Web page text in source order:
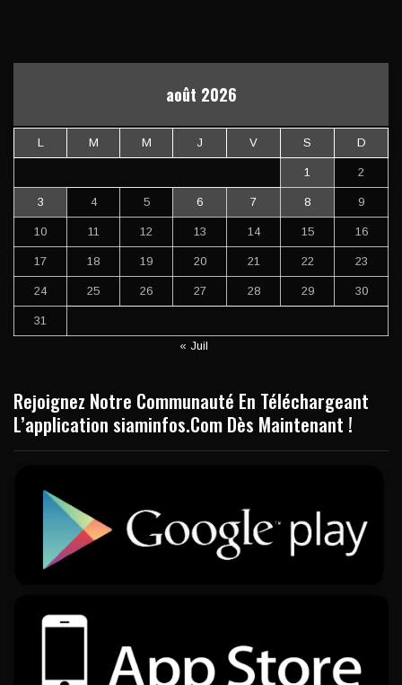
août 2026
L M M J V S D
1 2
3 4 5 6 7 8 9
10 11 12 13 14 15 16
17 18 19 20 21 22 23
24 25 26 27 28 29 30
31
« Juil
Rejoignez Notre Communauté En Téléchargeant
L’application siaminfos.Com Dès Maintenant !